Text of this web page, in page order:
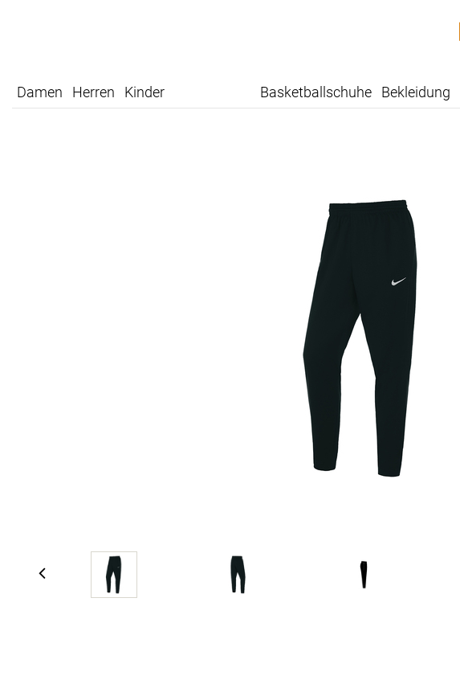
Damen Herren Kinder Basketballschuhe Bekleidung